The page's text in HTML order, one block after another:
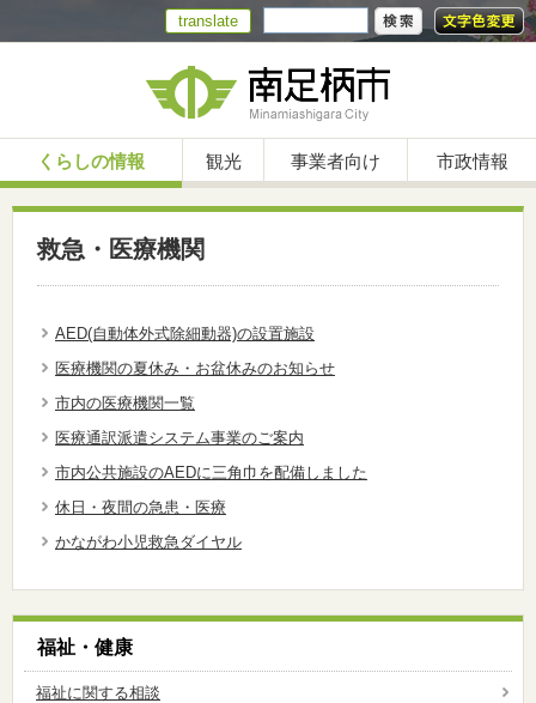
translate
くらしの情報 観光 事業者向け 市政情報
救急・医療機関
AED(自動体外式除細動器)の設置施設
医療機関の夏休み・お盆休みのお知らせ
市内の医療機関一覧
医療通訳派遣システム事業のご案内
市内公共施設のAEDに三角巾を配備しました
休日・夜間の急患・医療
かながわ小児救急ダイヤル
福祉・健康
福祉に関する相談